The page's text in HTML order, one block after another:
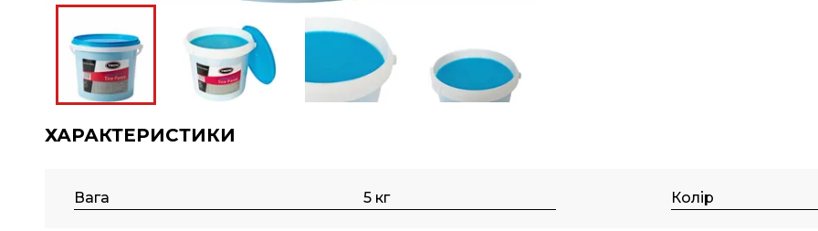
ХАРАКТЕРИСТИКИ
Вага 5 кг Колір